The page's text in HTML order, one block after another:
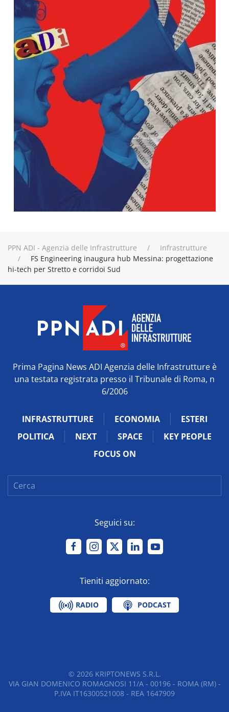
PPN ADI - Agenzia delle Infrastrutture
Infrastrutture
FS Engineering inaugura hub Messina: progettazione
hi-tech per Stretto e corridoi Sud
Prima Pagina News ADI Agenzia delle Infrastrutture è
una testata registrata presso il Tribunale di Roma, n
6/2006
INFRASTRUTTURE ECONOMIA
ESTERI
POLITICA
NEXT SPACE
KEY PEOPLE
FOCUS ON
Seguici su:
Tieniti aggiornato:
RADIO PODCAST
© 2026KRIPTONEWS S.R.L.
VIA GIAN DOMENICO ROMAGNOSI 11/A - 00196 - ROMA (RM) -
P.IVA IT16300521008 - REA 1647909